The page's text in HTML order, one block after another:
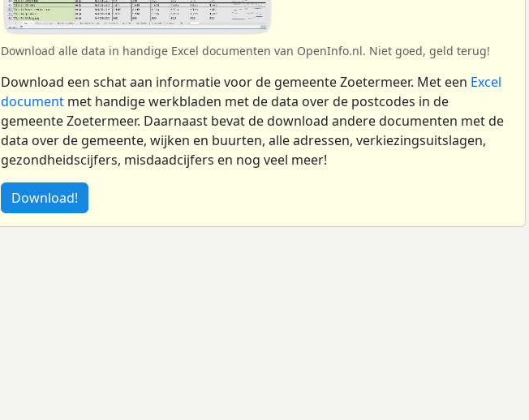
Download alle data in handige Excel documenten van OpenInfo.nl. Niet goed, geld terug!
Download een schat aan informatie voor de gemeente Zoetermeer. Met een Excel
document met handige werkbladen met de data over de postcodes in de
gemeente Zoetermeer. Daarnaast bevat de download andere documenten met de
data over de gemeente, wijken en buurten, alle adressen, verkiezingsuitslagen,
gezondheidscijfers, misdaadcijfers en nog veel meer!
Download!